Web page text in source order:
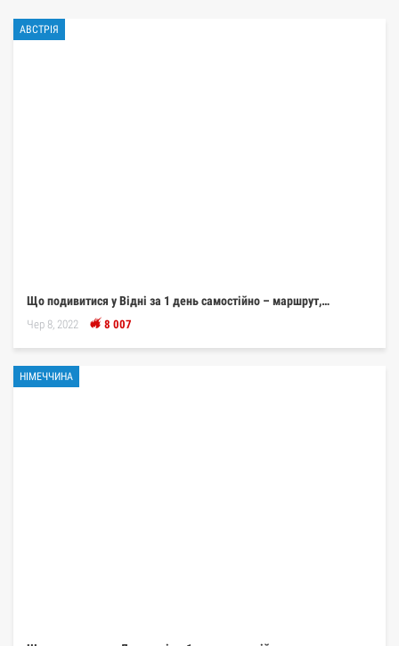
АВСТРІЯ
Що подивитися у Відні за 1 день самостійно – маршрут,…
Чер 8, 2022 8 007
НІМЕЧЧИНА